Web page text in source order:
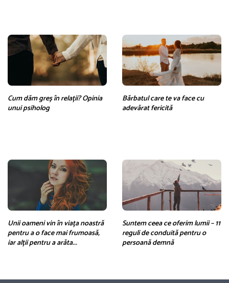
Cum dăm greș în relații? Opinia
unui psiholog
Bărbatul care te va face cu
adevărat fericită
Unii oameni vin în viața noastră
pentru a o face mai frumoasă,
iar alții pentru a arăta...
Suntem ceea ce oferim lumii – 11
reguli de conduită pentru o
persoană demnă